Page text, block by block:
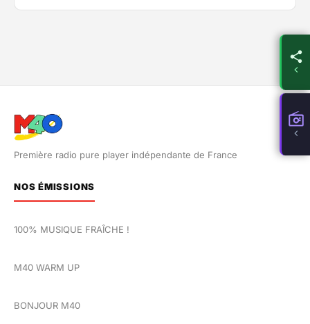
Première radio pure player indépendante de France
NOS ÉMISSIONS
100% MUSIQUE FRAÎCHE !
M40 WARM UP
BONJOUR M40